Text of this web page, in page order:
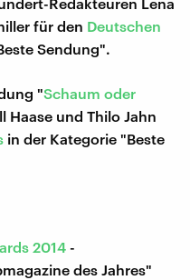
Redakteuren Lena
für den Deutschen
Sendung".
"Schaum oder
Haase und Thilo Jahn
in der Kategorie "Beste
2014 -
des Jahres"